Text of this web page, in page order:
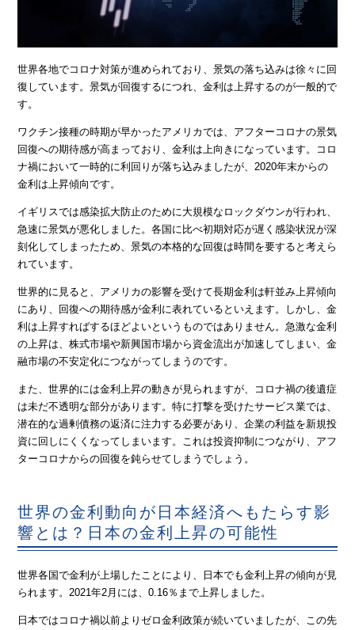
世界各地でコロナ対策が進められており、景気の落ち込みは徐々に回
復しています。景気が回復するにつれ、金利は上昇するのが一般的で
す。
ワクチン接種の時期が早かったアメリカでは、アフターコロナの景気
回復への期待感が高まっており、金利は上向きになっています。コロ
ナ禍において一時的に利回りが落ち込みましたが、2020年末からの
金利は上昇傾向です。
イギリスでは感染拡大防止のために大規模なロックダウンが行われ、
急速に景気が悪化しました。各国に比べ初期対応が遅く感染状況が深
刻化してしまったため、景気の本格的な回復は時間を要すると考えら
れています。
世界的に見ると、アメリカの影響を受けて長期金利は軒並み上昇傾向
にあり、回復への期待感が金利に表れているといえます。しかし、金
利は上昇すればするほどよいというものではありません。急激な金利
の上昇は、株式市場や新興国市場から資金流出が加速してしまい、金
融市場の不安定化につながってしまうのです。
また、世界的には金利上昇の動きが見られますが、コロナ禍の後遺症
は未だ不透明な部分があります。特に打撃を受けたサービス業では、
潜在的な過剰債務の返済に注力する必要があり、企業の利益を新規投
資に回しにくくなってしまいます。これは投資抑制につながり、アフ
ターコロナからの回復を鈍らせてしまうでしょう。
世界の金利動向が日本経済へもたらす影
響とは？日本の金利上昇の可能性
世界各国で金利が上場したことにより、日本でも金利上昇の傾向が見
られます。2021年2月には、0.16％まで上昇しました。
日本ではコロナ禍以前よりゼロ金利政策が続いていましたが、この先